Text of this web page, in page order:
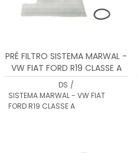
PRÉ FILTRO SISTEMA MARWAL -
VW FIAT FORD R19 CLASSE A
DS /
SISTEMA MARWAL - VW FIAT
FORD R19 CLASSE A